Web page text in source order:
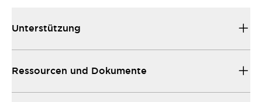
Unterstützung
Ressourcen und Dokumente